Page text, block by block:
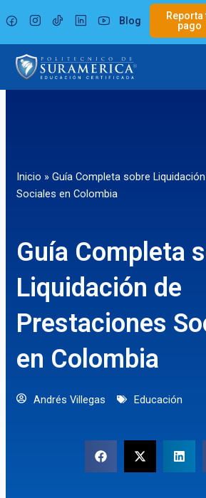
al
contenido
Blog
Reporta
pago
Inicio » Guía Completa sobre
Sociales en Colombia
Guía Completa
Liquidación de
Prestaciones
en Colombia
Andrés Villegas Educación